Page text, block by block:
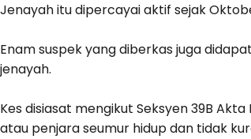
Jenayah itu dipercayai aktif sejak
Enam suspek yang diberkas juga
jenayah.
Kes disiasat mengikut Seksyen 39B
atau penjara seumur hidup dan tidak